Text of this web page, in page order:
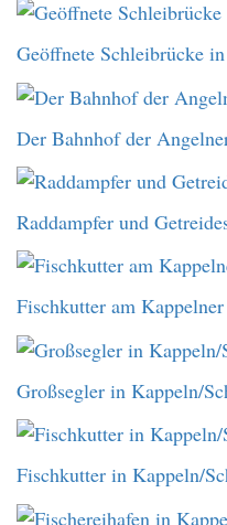
Geöffnete Schleibrücke
Der Bahnhof der
Raddampfer und
Fischkutter am
Großsegler in Kappeln/
Fischkutter in Kappeln/